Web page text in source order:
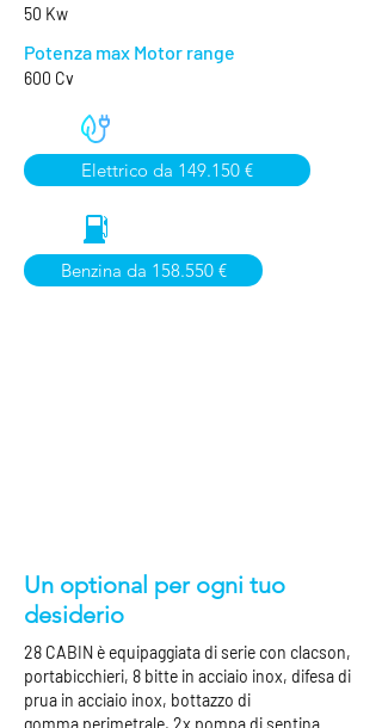
50 Kw
Potenza max Motor range
600 Cv
Elettrico da 149.150 €
Benzina da 158.550 €
Un optional per ogni tuo
desiderio
28 CABIN è equipaggiata di serie con clacson,
portabicchieri, 8 bitte in acciaio inox, difesadi
prua in acciaio inox, bottazzo di
gomma perimetrale, 2x pompa di sentina